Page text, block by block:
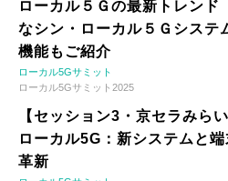
ローカル５Ｇの最新トレン
なシン・ローカル５Ｇシステ
機能もご紹介
ローカル5Gサミット
ローカル5Gサミット2025
【セッション3・京セラみら
ローカル5G：新システムと
革新